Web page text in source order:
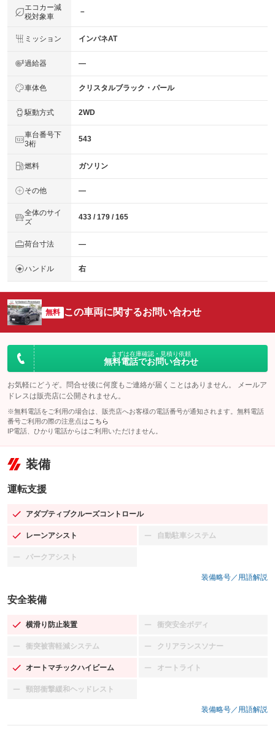
エコカー減
税対象車
－
ミッション インパネAT
過給器 ―
車体色 クリスタルブラック・パール
駆動方式 2WD
車台番号下
3桁
543
燃料 ガソリン
その他 ―
全体のサイ
ズ
433 / 179 / 165
荷台寸法 ―
ハンドル 右
無料 この車両に関するお問い合わせ
まずは在庫確認・見積り依頼
無料電話でお問い合わせ
お気軽にどうぞ。問合せ後に何度もご連絡が届くことはありません。 メールア
ドレスは販売店に公開されません。
※無料電話をご利用の場合は、販売店へお客様の電話番号が通知されます。無料電話
番号ご利用の際の注意点は こちら
IP電話、ひかり電話からはご利用いただけません。
装備
運転支援
アダプティブクルーズコントロール
：装備あり
レーンアシスト
：装備あり 自動駐車システム
：装備なし
パークアシスト
：装備なし
装備略号／用語解説
安全装備
横滑り防止装置
：装備あり 衝突安全ボディ
：装備なし
衝突被害軽減システム
：装備なし クリアランスソナー
：装備なし
オートマチックハイビーム
：装備あり オートライト
：装備なし
頸部衝撃緩和ヘッドレスト
：装備なし
装備略号／用語解説